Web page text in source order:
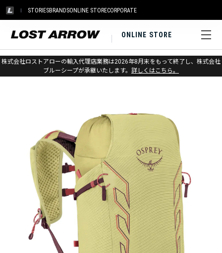
STORIESBRANDSONLINE STORECORPORATE
ONLINE STORE
株式会社ロストアローの輸入代理店業務は2026年8月末をもって終了し、株式会社
ブルーシープが承継いたします。 詳しくはこちら。
ホーム > オスプレー > アウトドア > バックパック（小～中型）